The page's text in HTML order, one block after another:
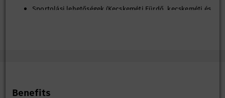
Sportolási lehetőségek (Kecskeméti Fürdő, kecskeméti és
prevenciós előadások)
Benefits